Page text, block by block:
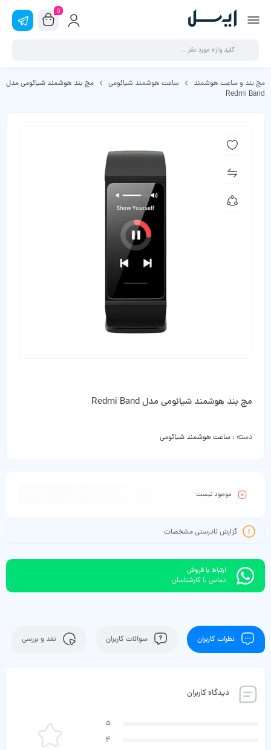
0
مچ بند و ساعت هوشمند ساعت هوشمند شیائومی
مچ بند هوشمند شیائومی مدل
Redmi Band
مچ بند هوشمند شیائومی مدل Redmi Band
دسته : ساعت هوشمند شیائومی
موجود نیست
گزارش نادرستی مشخصات
ارتباط با فروش
تماس با کارشناسان
نظرات کاربران سوالات کاربران نقد و بررسی
دیدگاه کاربران
5
4